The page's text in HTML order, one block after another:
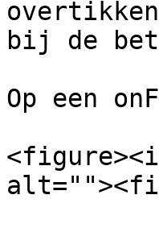
bij de
Op een